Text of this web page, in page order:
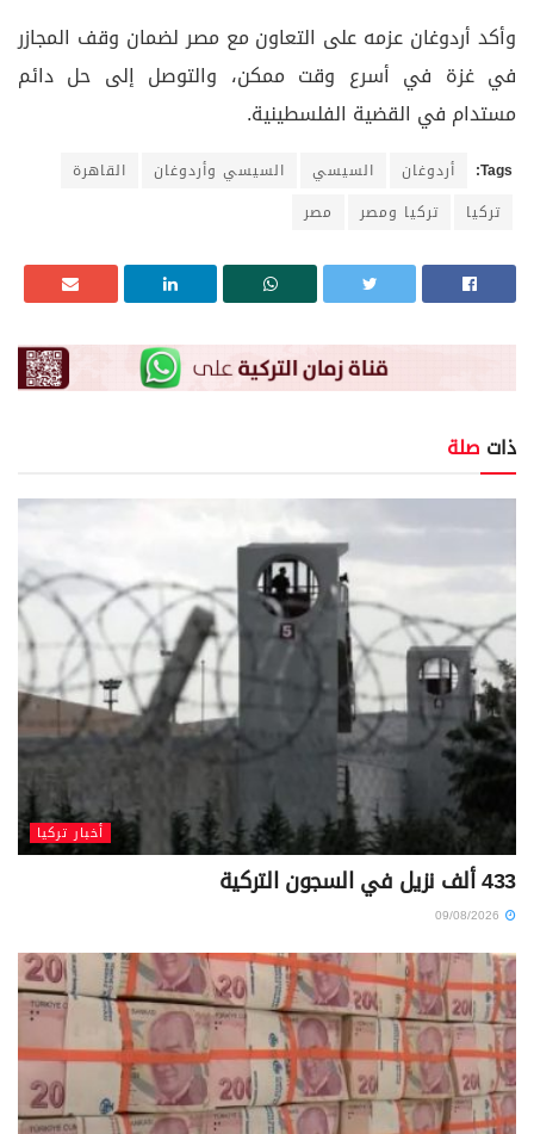
وأكد أردوغان عزمه على التعاون مع مصر لضمان وقف المجازر
في غزة في أسرع وقت ممكن، والتوصل إلى حل دائم
مستدام في القضية الفلسطينية.
Tags: أردوغان السيسي السيسي وأردوغان
القاهرة
تركيا
تركيا ومصر مصر
ذات صلة
أخبار تركيا
433 ألف نزيل في السجون التركية